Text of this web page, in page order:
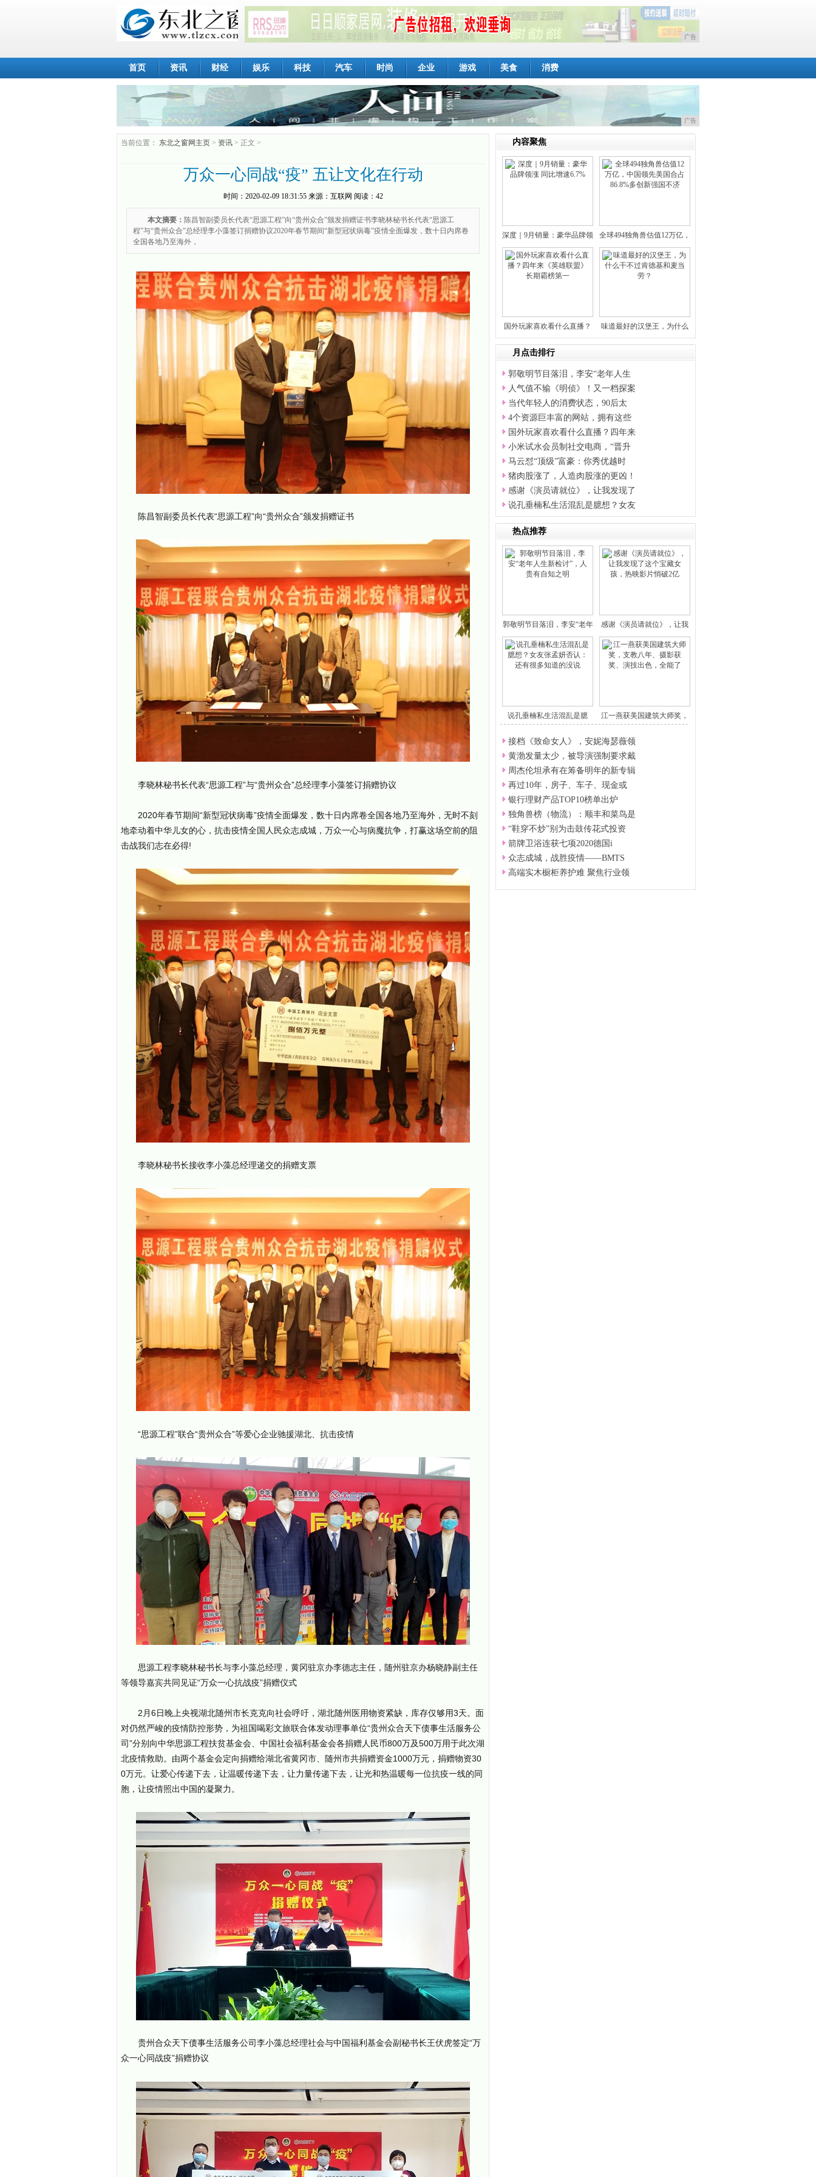
广告
首页 资讯 财经 娱乐 科技 汽车 时尚 企业 游戏 美食 消费
广告
当前位置： 东北之窗网主页 > 资讯 > 正文 >
万众一心同战“疫” 五让文化在行动
时间： 2020-02-09 18:31:55来源： 互联网 阅读：42
本文摘要： 陈昌智副委员长代表“思源工程”向“贵州众合”颁发捐赠证书李晓林秘书长代表“思源工
程”与“贵州众合”总经理李小藻签订捐赠协议2020年春节期间“新型冠状病毒”疫情全面爆发，数十日内席卷
全国各地乃至海外，
陈昌智副委员长代表“思源工程”向“贵州众合”颁发捐赠证书
李晓林秘书长代表“思源工程”与“贵州众合”总经理李小藻签订捐赠协议
2020年春节期间“新型冠状病毒”疫情全面爆发，数十日内席卷全国各地乃至海外，无时不刻
地牵动着中华儿女的心，抗击疫情全国人民众志成城，万众一心与病魔抗争，打赢这场空前的阻
击战我们志在必得!
李晓林秘书长接收李小藻总经理递交的捐赠支票
“思源工程”联合“贵州众合”等爱心企业驰援湖北、抗击疫情
思源工程李晓林秘书长与李小藻总经理，黄冈驻京办李德志主任，随州驻京办杨晓静副主任
等领导嘉宾共同见证“万众一心抗战疫”捐赠仪式
2月6日晚上央视湖北随州市长克克向社会呼吁，湖北随州医用物资紧缺，库存仅够用3天。面
对仍然严峻的疫情防控形势，为祖国喝彩文旅联合体发动理事单位“贵州众合天下债事生活服务公
司”分别向中华思源工程扶贫基金会、中国社会福利基金会各捐赠人民币800万及500万用于此次湖
北疫情救助。由两个基金会定向捐赠给湖北省黄冈市、随州市共捐赠资金1000万元，捐赠物资30
0万元。让爱心传递下去，让温暖传递下去，让力量传递下去，让光和热温暖每一位抗疫一线的同
胞，让疫情照出中国的凝聚力。
贵州合众天下债事生活服务公司李小藻总经理社会与中国福利基金会副秘书长王伏虎签定“万
众一心同战疫”捐赠协议
内容聚焦
深度｜9月销量：豪华品牌领
涨
全球494独角兽估值12万亿，
国外玩家喜欢看什么直播？
四年来
味道最好的汉堡王，为什么
干不过
月点击排行
郭敬明节目落泪，李安“老年人生
人气值不输《明侦》！又一档探案
当代年轻人的消费状态，90后太
4个资源巨丰富的网站，拥有这些
国外玩家喜欢看什么直播？四年来
小米试水会员制社交电商，“晋升
马云怼“顶级”富豪：你秀优越时
猪肉股涨了，人造肉股涨的更凶！
感谢《演员请就位》，让我发现了
说孔垂楠私生活混乱是臆想？女友
热点推荐
郭敬明节目落泪，李安“老年
人生
感谢《演员请就位》，让我
发现了
说孔垂楠私生活混乱是臆
江一燕获美国建筑大师奖，
接档《致命女人》，安妮海瑟薇领
黄渤发量太少，被导演强制要求戴
周杰伦坦承有在筹备明年的新专辑
再过10年，房子、车子、现金或
银行理财产品TOP10榜单出炉
独角兽榜（物流）：顺丰和菜鸟是
“鞋穿不炒”别为击鼓传花式投资
箭牌卫浴连获七项2020德国i
众志成城，战胜疫情——BMTS
高端实木橱柜养护难 聚焦行业领